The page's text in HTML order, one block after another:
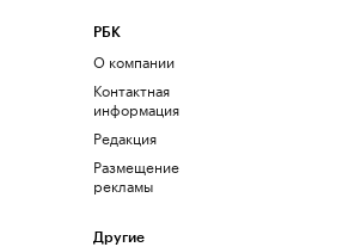
РБК
О компании
Контактная
информация
Редакция
Размещение
рекламы
Другие